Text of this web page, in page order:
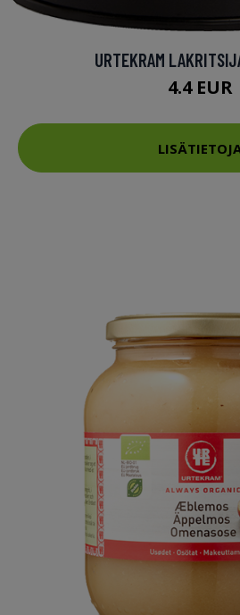
URTEKRAM
4.4 EUR